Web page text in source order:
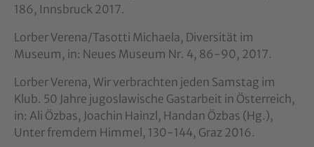
186, Innsbruck 2017.
Lorber Verena/Tasotti Michaela, Diversität im
Museum, in: Neues Museum Nr. 4, 86-90, 2017.
Lorber Verena, Wir verbrachten jeden Samstag im
Klub. 50 Jahre jugoslawische Gastarbeit in Österreich,
in: Ali Özbas, Joachin Hainzl, Handan Özbas (Hg.),
Unter fremdem Himmel, 130-144, Graz 2016.